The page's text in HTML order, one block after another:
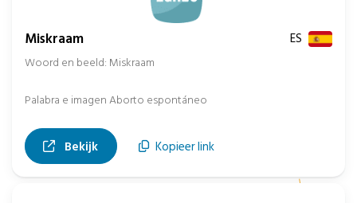
Miskraam ES
Woord en beeld: Miskraam
Palabra e imagen Aborto espontáneo
Bekijk, opent in nieuw tabblad
Kopieer link